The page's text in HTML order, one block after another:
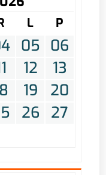
L P
05 06
12
13
19
20
26
27